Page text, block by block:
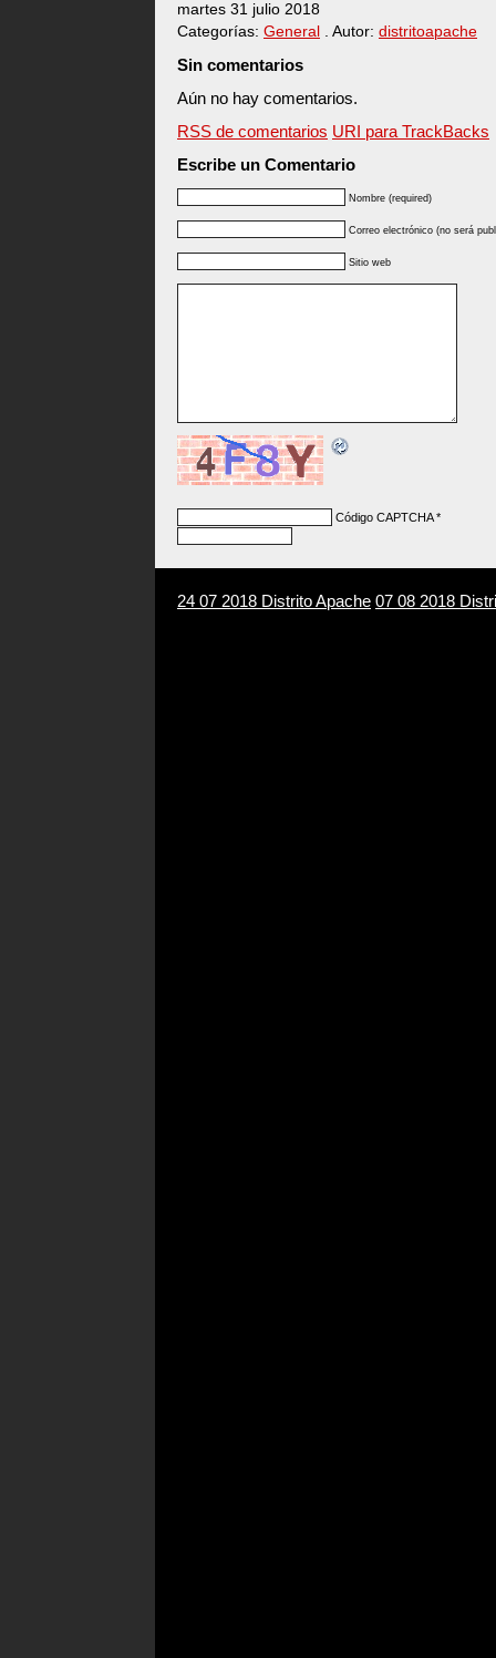
martes 31 julio 2018
Categorías: General . Autor: distritoapache
Sin comentarios
Aún no hay comentarios.
RSS de comentarios URI para TrackBacks
Escribe un Comentario
Nombre (required)
Correo electrónico (no será
Sitio web
Código CAPTCHA*
24 07 2018 Distrito Apache 07 08 2018